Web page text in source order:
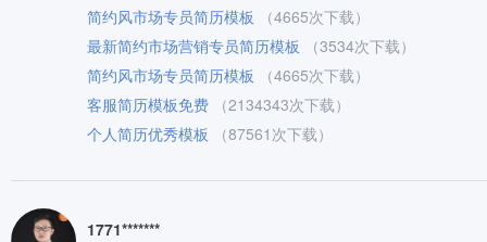
简约风市场专员简历模板
（4665次下载）
最新简约市场营销专员简历模板
（3534次下载）
简约风市场专员简历模板
（4665次下载）
客服简历模板免费
（2134343次下载）
个人简历优秀模板
（87561次下载）
1771*******